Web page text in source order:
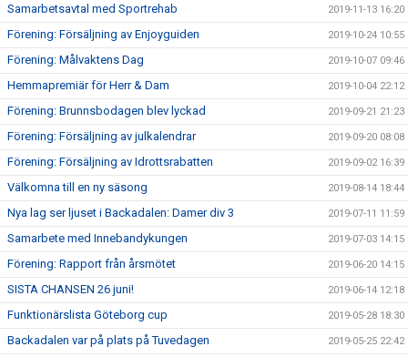
Samarbetsavtal med Sportrehab 2019-11-13 16:20
Förening: Försäljning av Enjoyguiden 2019-10-24 10:55
Förening: Målvaktens Dag 2019-10-07 09:46
Hemmapremiär för Herr & Dam 2019-10-04 22:12
Förening: Brunnsbodagen blev lyckad 2019-09-21 21:23
Förening: Försäljning av julkalendrar 2019-09-20 08:08
Förening: Försäljning av Idrottsrabatten 2019-09-02 16:39
Välkomna till en ny säsong 2019-08-14 18:44
Nya lag ser ljuset i Backadalen: Damer div 3 2019-07-11 11:59
Samarbete med Innebandykungen 2019-07-03 14:15
Förening: Rapport från årsmötet 2019-06-20 14:15
SISTA CHANSEN 26 juni! 2019-06-14 12:18
Funktionärslista Göteborg cup 2019-05-28 18:30
Backadalen var på plats på Tuvedagen 2019-05-25 22:42